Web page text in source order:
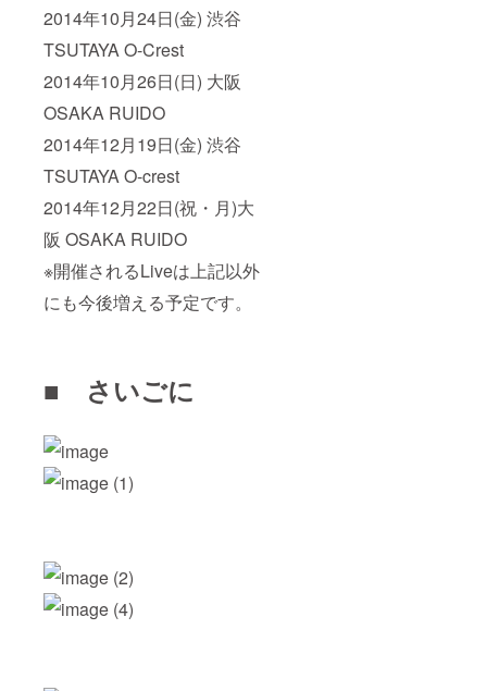
2014年10月24日(金) 渋谷
TSUTAYA O-Crest
2014年10月26日(日) 大阪
OSAKA RUIDO
2014年12月19日(金) 渋谷
TSUTAYA O-crest
2014年12月22日(祝・月)大
阪 OSAKA RUIDO
※開催されるLiveは上記以外
にも今後増える予定です。
■ さいごに